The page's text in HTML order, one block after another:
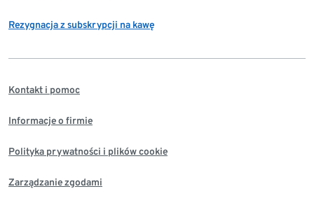
Rezygnacja z subskrypcji na kawę
Kontakt i pomoc
Informacje o firmie
Polityka prywatności i plików cookie
Zarządzanie zgodami